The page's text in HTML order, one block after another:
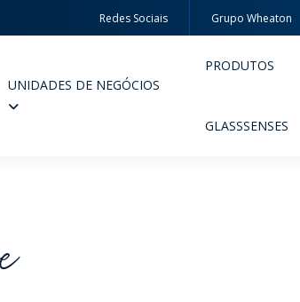
Redes Sociais Grupo Wheaton
UNIDADES DE NEGÓCIOS
PRODUTOS
GLASSSENSES